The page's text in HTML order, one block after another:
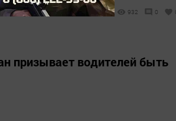
932 0
призывает водителей быть